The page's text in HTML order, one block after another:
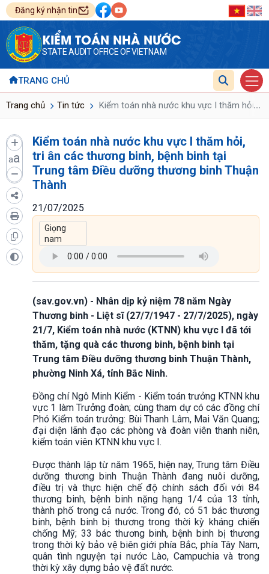
Đăng ký nhận tin
KIỂM TOÁN NHÀ NƯỚC
STATE AUDIT OFFICE OF VIETNAM
TRANG CHỦ
Trang chủ Tin tức Kiểm toán nhà nước khu vực I thăm hỏi,...
aa
Kiểm toán nhà nước khu vực I thăm hỏi,
tri ân các thương binh, bệnh binh tại
Trung tâm Điều dưỡng thương binh Thuận
Thành
21/07/2025
(sav.gov.vn) - Nhân dịp kỷ niệm 78 năm Ngày
Thương binh - Liệt sĩ (27/7/1947 - 27/7/2025), ngày
21/7, Kiểm toán nhà nước (KTNN) khu vực I đã tới
thăm, tặng quà các thương binh, bệnh binh tại
Trung tâm Điều dưỡng thương binh Thuận Thành,
phường Ninh Xá, tỉnh Bắc Ninh.
Đồng chí Ngô Minh Kiểm - Kiểm toán trưởng KTNN khu
vực 1 làm Trưởng đoàn; cùng tham dự có các đồng chí
Phó Kiểm toán trưởng: Bùi Thanh Lâm, Mai Văn Quang;
đại diện lãnh đạo các phòng và đoàn viên thanh niên,
kiểm toán viên KTNN khu vực I.
Được thành lập từ năm 1965, hiện nay, Trung tâm Điều
dưỡng thương binh Thuận Thành đang nuôi dưỡng,
điều trị và thực hiện chế độ chính sách đối với 84
thương binh, bệnh binh nặng hạng 1/4 của 13 tỉnh,
thành phố trong cả nước. Trong đó, có 51 bác thương
binh, bệnh binh bị thương trong thời kỳ kháng chiến
chống Mỹ; 33 bác thương binh, bệnh binh bị thương
trong thời kỳ bảo vệ biên giới phía Bắc, phía Tây Nam,
quân tình nguyện tại nước Lào, Campuchia và trong
thời kỳ xây dựng bảo vệ đất nước.